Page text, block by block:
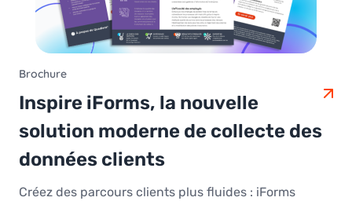
Brochure
Inspire iForms, la nouvelle
solution moderne de collecte des
données clients
Créez des parcours clients plus fluides : iForms